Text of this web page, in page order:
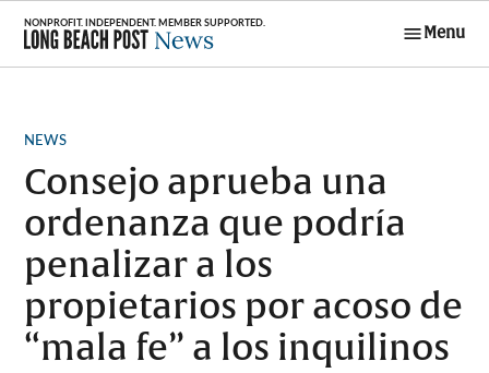
Skip
content
Menu
POSTED
NEWS
Consejo aprueba una
ordenanza que podría
penalizar a los
propietarios por acoso de
“mala fe” a los inquilinos